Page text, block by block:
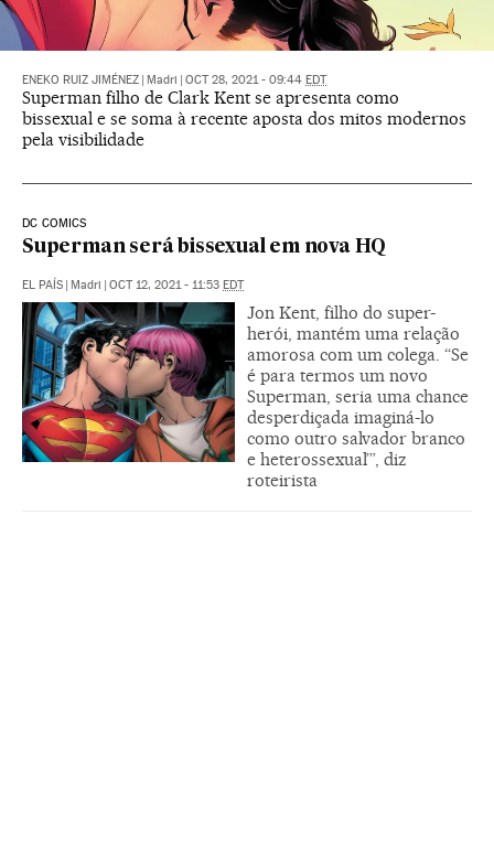
ENEKO RUIZ JIMÉNEZ Madri OCT 28, 2021 - 09:44 EDT
Superman filho de Clark Kent se apresenta como
bissexual e se soma à recente aposta dos mitos modernos
pela visibilidade
DC COMICS
Superman será bissexual em nova HQ
EL PAÍS Madri OCT 12, 2021 - 11:53 EDT
Jon Kent, filho do super-
herói, mantém uma relação
amorosa com um colega. “Se
é para termos um novo
Superman, seria uma chance
desperdiçada imaginá-lo
como outro salvador branco
e heterossexual’”, diz
roteirista